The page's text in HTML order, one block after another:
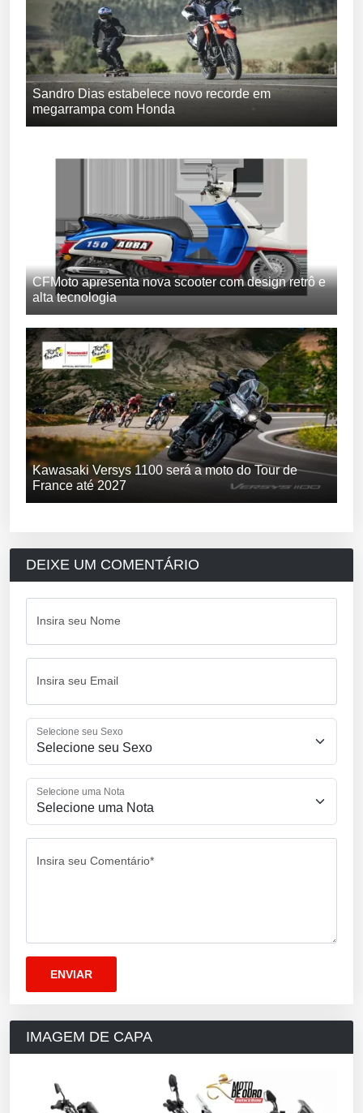
Sandro Dias estabelece novo recorde em
megarrampa com Honda
CFMoto apresenta nova scooter com design retrô e
alta tecnologia
Kawasaki Versys 1100 será a moto do Tour de
France até 2027
DEIXE UM COMENTÁRIO
Insira seu Nome
Insira seu Email
Selecione seu Sexo
Selecione uma Nota
Insira seu Comentário*
IMAGEM DE CAPA